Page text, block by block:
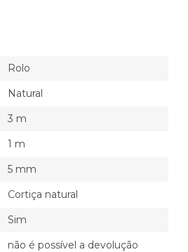
Rolo
Natural
3 m
1 m
5 mm
Cortiça natural
Sim
não é possível a devolução